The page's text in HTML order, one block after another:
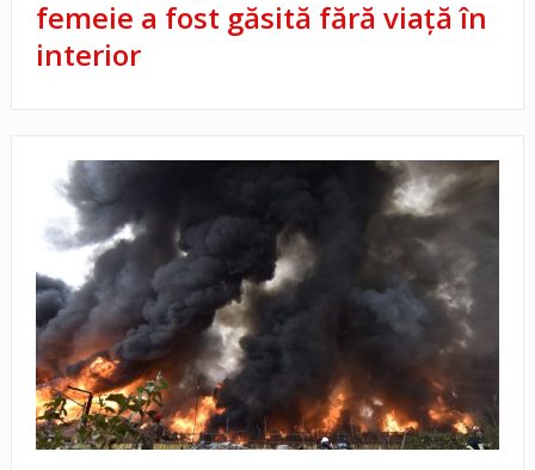
femeie a fost găsită fără viață în
interior